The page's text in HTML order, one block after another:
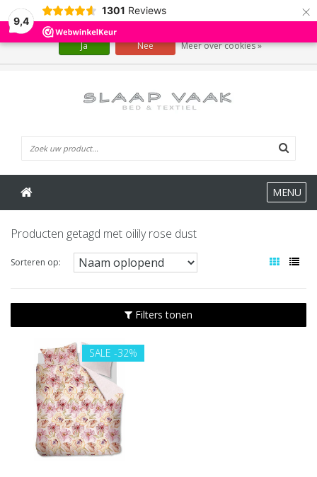
9,4
1301 Reviews ×
MENU
Producten getagd met oilily rose dust
Sorteren op:
Filters tonen
SALE -32%
Wij slaan cookies op om onze website te verbeteren. Is dat akkoord?
Ja Nee Meer over cookies »